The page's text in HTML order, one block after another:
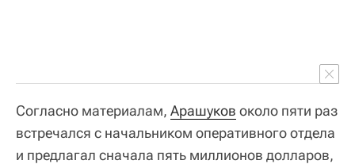
Согласно материалам, Арашуков около пяти раз
встречался с начальником оперативного отдела
и предлагал сначала пять миллионов долларов,